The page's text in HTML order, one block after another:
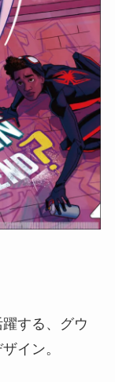
する、グウ
イン。